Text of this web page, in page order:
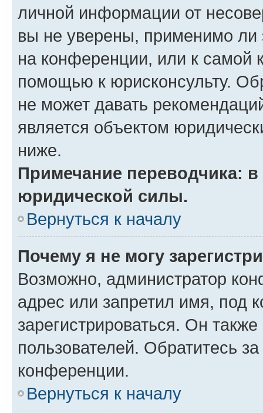
личной информации от
вы не уверены, применимо ли
на конференции, или к самой
помощью к юрисконсульту.
не может давать
является объектом
ниже.
Примечание переводчика:
юридической силы.
Вернуться к началу
Почему я не могу
Возможно, администратор
адрес или запретил имя, под
зарегистрироваться. Он
пользователей. Обратитесь
конференции.
Вернуться к началу